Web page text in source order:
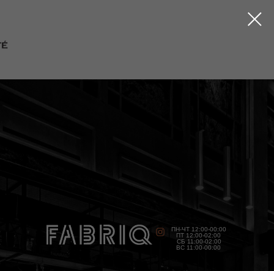
ПН-ЧТ 12:00-00:00
ПТ 12:00-02:00
СБ 11:00-02:00
ВС 11:00-00:00